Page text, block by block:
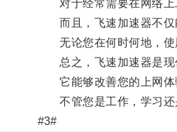
对于经常需要在网络上
而且，飞速加速器不仅
无论您在何时何地，使
总之，飞速加速器是现
它能够改善您的上网体
不管您是工作，学习还
#3#